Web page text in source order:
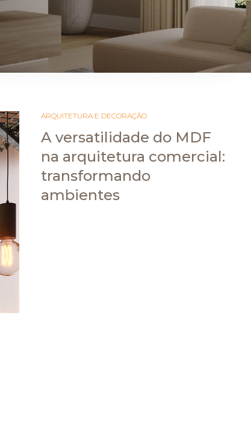
ARAUCO FLORESTAL
ARQUITETURA E DECORAÇÃO
A versatilidade do MDF
na arquitetura comercial:
transformando
ambientes